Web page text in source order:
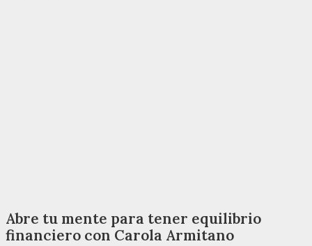
Abre tu mente para tener equilibrio
financiero con Carola Armitano